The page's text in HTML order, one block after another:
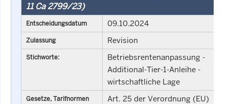
11 Ca 2799/23)
Entscheidungsdatum 09.10.2024
Zulassung Revision
Stichworte:
Betriebsrentenanpassung -
Additional-Tier-1-Anleihe -
wirtschaftliche Lage
Gesetze, Tarifnormen
Art. 25 der Verordnung (EU)